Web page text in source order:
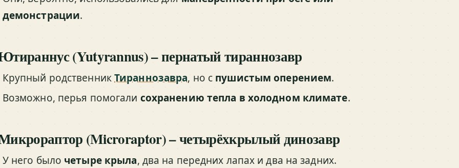
демонстрации.
(Yutyrannus) – пернатый тираннозавр
Крупный родственникТираннозавра, но с пушистым оперением.
Возможно, перья помогали сохранению тепла в холодном климате.
(Microraptor) – четырёхкрылый динозавр
У него было четыре крыла, два на передних лапах и два на задних.